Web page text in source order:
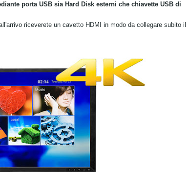
porta USB sia Hard Disk esterni che chiavette USB di
riceverete un cavetto HDMI in modo da collegare subito il